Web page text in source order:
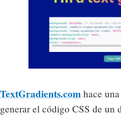
TextGradients.com hace
generar el código CSS de un